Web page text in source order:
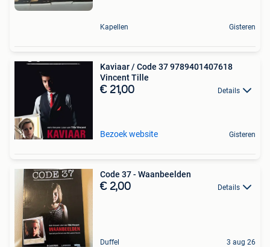
Kapellen Gisteren
Kaviaar / Code 37 9789401407618
Vincent Tille
€ 21,00 Details
Bezoek website Gisteren
Code 37 - Waanbeelden
€ 2,00 Details
Duffel 3 aug 26